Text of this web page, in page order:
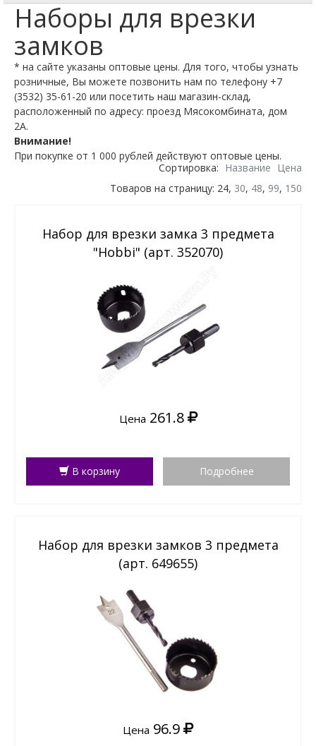
Наборы для врезки
замков
* на сайте указаны оптовые цены. Для того, чтобы узнать
розничные, Вы можете позвонить нам по телефону +7
(3532) 35-61-20 или посетить наш магазин-склад,
расположенный по адресу: проезд Мясокомбината, дом
2А.
Внимание!
При покупке от 1 000 рублей действуют оптовые цены.
Сортировка: Название Цена
Товаров на страницу: 24, 30, 48, 99, 150
Набор для врезки замка 3 предмета
"Hobbi" (арт. 352070)
Цена 261.8
В корзину Подробнее
Набор для врезки замков 3 предмета
(арт. 649655)
Цена 96.9